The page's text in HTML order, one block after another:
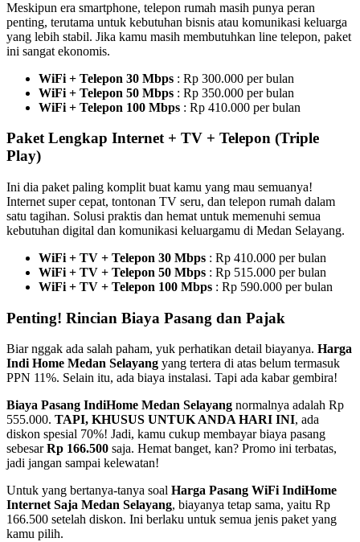
Meskipun era smartphone, telepon rumah masih punya peran
penting, terutama untuk kebutuhan bisnis atau komunikasi keluarga
yang lebih stabil. Jika kamu masih membutuhkan line telepon, paket
ini sangat ekonomis.
WiFi + Telepon 30 Mbps : Rp 300.000 per bulan
WiFi + Telepon 50 Mbps : Rp 350.000 per bulan
WiFi + Telepon 100 Mbps : Rp 410.000 per bulan
Paket Lengkap Internet + TV + Telepon (Triple
Play)
Ini dia paket paling komplit buat kamu yang mau semuanya!
Internet super cepat, tontonan TV seru, dan telepon rumah dalam
satu tagihan. Solusi praktis dan hemat untuk memenuhi semua
kebutuhan digital dan komunikasi keluargamu di Medan Selayang.
WiFi + TV + Telepon 30 Mbps : Rp 410.000 per bulan
WiFi + TV + Telepon 50 Mbps : Rp 515.000 per bulan
WiFi + TV + Telepon 100 Mbps : Rp 590.000 per bulan
Penting! Rincian Biaya Pasang dan Pajak
Biar nggak ada salah paham, yuk perhatikan detail biayanya. Harga
Indi Home Medan Selayang yang tertera di atas belum termasuk
PPN 11%. Selain itu, ada biaya instalasi. Tapi ada kabar gembira!
Biaya Pasang IndiHome Medan Selayang normalnya adalah Rp
555.000. TAPI, KHUSUS UNTUK ANDA HARI INI, ada
diskon spesial 70%! Jadi, kamu cukup membayar biaya pasang
sebesarRp 166.500 saja. Hemat banget, kan? Promo ini terbatas,
jadi jangan sampai kelewatan!
Untuk yang bertanya-tanya soal Harga Pasang WiFi IndiHome
Internet Saja Medan Selayang, biayanya tetap sama, yaitu Rp
166.500 setelah diskon. Ini berlaku untuk semua jenis paket yang
kamu pilih.